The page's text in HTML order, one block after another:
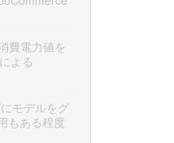
費電力値を
よる
モデルをグ
もある程度